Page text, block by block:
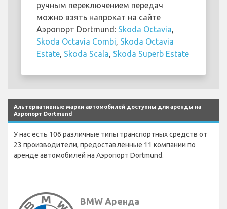
ручным переключением передач
можно взять напрокат на сайте
Аэропорт Dortmund: Skoda Octavia,
Skoda Octavia Combi, Skoda Octavia
Estate, Skoda Scala, Skoda Superb Estate
Альтернативные марки автомобилей доступны для аренды на
Аэропорт Dortmund
У нас есть 106 различные типы транспортных средств от
23 производители, предоставленные 11 компании по
аренде автомобилей на Аэропорт Dortmund.
BMW Аренда